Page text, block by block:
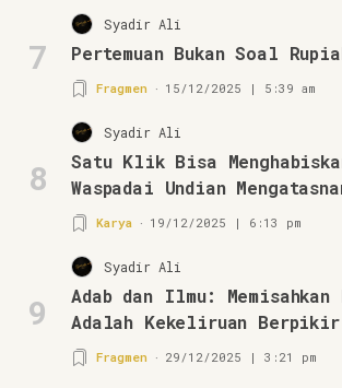
7
Syadir Ali
Pertemuan Bukan Soal
Fragmen 15/12/2025 | 5:39 am
8
Syadir Ali
Satu Klik Bisa
Waspadai Undian
Karya 19/12/2025 | 6:13 pm
9
Syadir Ali
Adab dan Ilmu: Memisahkan
Adalah Kekeliruan Berpikir
Fragmen 29/12/2025 | 3:21 pm